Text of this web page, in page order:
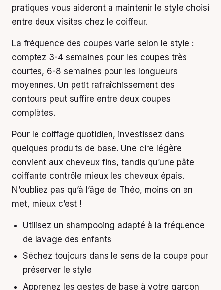
pratiques vous aideront à maintenir le style choisi
entre deux visites chez le coiffeur.
La fréquence des coupes varie selon le style :
comptez 3-4 semaines pour les coupes très
courtes, 6-8 semaines pour les longueurs
moyennes. Un petit rafraîchissement des
contours peut suffire entre deux coupes
complètes.
Pour le coiffage quotidien, investissez dans
quelques produits de base. Une cire légère
convient aux cheveux fins, tandis qu’une pâte
coiffante contrôle mieux les cheveux épais.
N’oubliez pas qu’à l’âge de Théo, moins on en
met, mieux c’est !
Utilisez un shampooing adapté à la fréquence
de lavage des enfants
Séchez toujours dans le sens de la coupe pour
préserver le style
Apprenez les gestes de base à votre garçon